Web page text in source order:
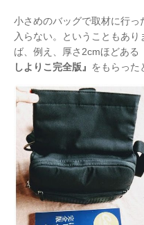
小さめのバッグで取材に行っ
入らない。ということもあ
ば、例え、厚さ2cmほどある
しよりこ完全版』 をもらった